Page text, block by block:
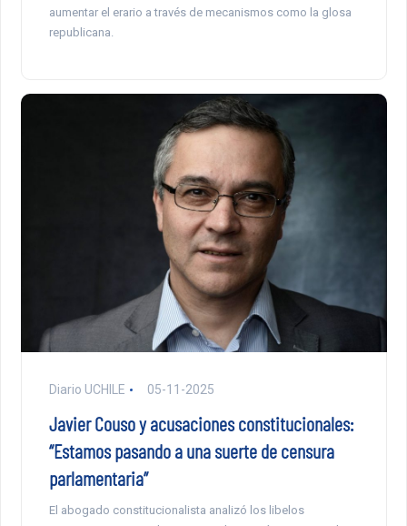
aumentar el erario a través de mecanismos como la glosa
republicana.
Diario UCHILE 05-11-2025
Javier Couso y acusaciones constitucionales:
“Estamos pasando a una suerte de censura
parlamentaria”
El abogado constitucionalista analizó los libelos